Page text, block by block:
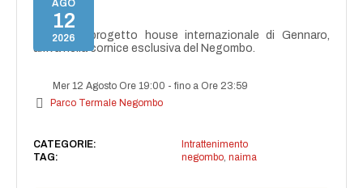
AGO
12
2026
NAIMA
NAIMA, il progetto house internazionale di Gennaro,
arriva nella cornice esclusiva del Negombo.
Mer 12 Agosto Ore 19:00 -fino a Ore 23:59
Parco Termale Negombo
CATEGORIE:
Intrattenimento
TAG:
negombo, naima